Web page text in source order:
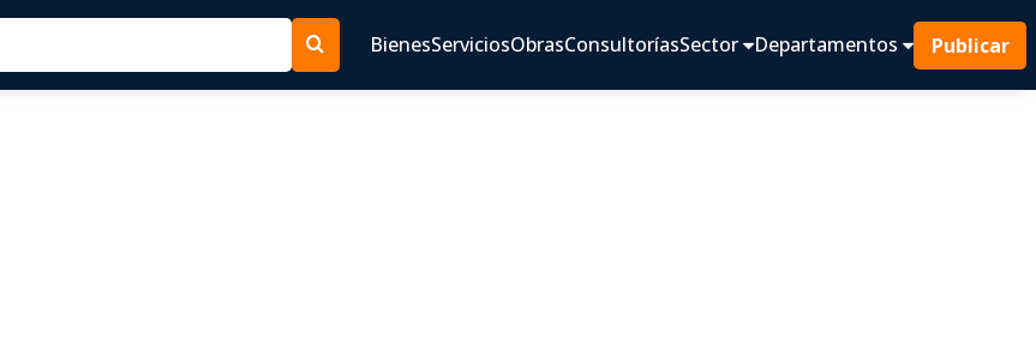
BienesServiciosObrasConsultoríasSector Departamentos Publicar